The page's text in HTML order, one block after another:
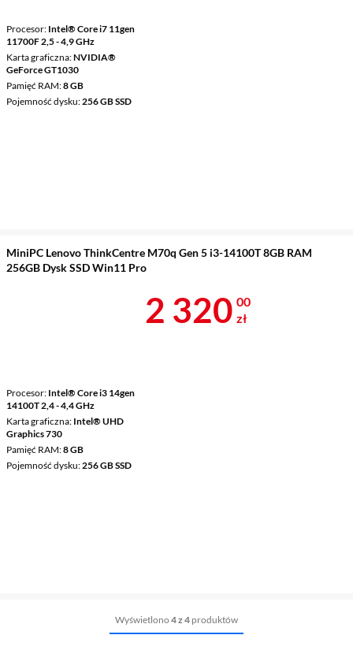
Procesor Intel® Core i7 11gen
11700F 2,5 - 4,9 GHz
Karta graficzna NVIDIA®
GeForce GT1030
Pamięć RAM 8 GB
Pojemność dysku 256 GB SSD
MiniPC Lenovo ThinkCentre M70q Gen 5 i3-14100T 8GB RAM
256GB Dysk SSD Win11 Pro
Procesor Intel® Core i3 14gen
14100T 2,4 - 4,4 GHz
Karta graficzna Intel® UHD
Graphics 730
Pamięć RAM 8 GB
Pojemność dysku 256 GB SSD
Cena 2 320 zł
2 320 00
zł
Wyświetlono 4 z 4 produktów